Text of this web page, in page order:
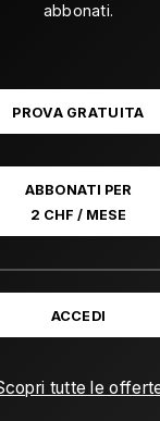
abbonati.
PROVA GRATUITA
ABBONATI PER
2 CHF / MESE
ACCEDI
tutte le